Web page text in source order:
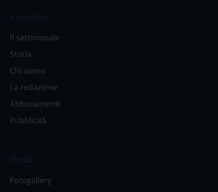
Il settimanale
Storia
Chi siamo
La redazione
Abbonamenti
Pubblicità
Fotogallery